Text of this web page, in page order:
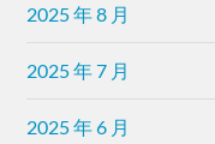
2025 年 8 月
2025 年 7 月
2025 年 6 月